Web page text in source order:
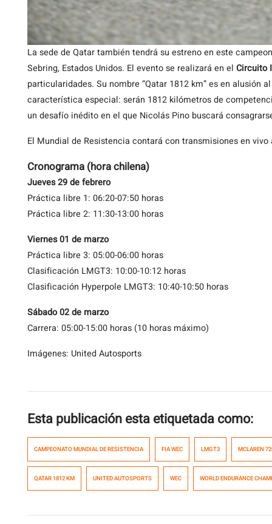
La sede de Qatar también tendrá su estreno en este
Sebring, Estados Unidos. El evento se realizará en el Circuito
particularidades. Su nombre “Qatar 1812 km” es en alusión
característica especial: serán 1812 kilómetros de
un desafío inédito en el que Nicolás Pino buscará
El Mundial de Resistencia contará con transmisiones en
Cronograma (hora chilena)
Jueves 29 de febrero
Práctica libre 1: 06:20-07:50 horas
Práctica libre 2: 11:30-13:00 horas
Viernes 01 de marzo
Práctica libre 3: 05:00-06:00 horas
Clasificación LMGT3: 10:00-10:12 horas
Clasificación Hyperpole LMGT3: 10:40-10:50 horas
Sábado 02 de marzo
Carrera: 05:00-15:00 horas (10 horas máximo)
Imágenes: United Autosports
Esta publicación esta etiquetada como:
CAMPEONATO MUNDIAL DE RESISTENCIA FIA WEC LMGT3 MCLAREN
QATAR 1812 KM UNITED AUTOSPORTS WEC WORLD ENDURANCE